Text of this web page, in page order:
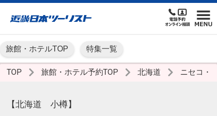
旅館・ホテルTOP 特集一覧
TOP 旅館・ホテル予約TOP 北海道 ニセコ・
【北海道 小樽】